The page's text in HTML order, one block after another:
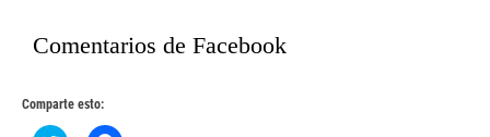
Comentarios de Facebook
Comparte esto: